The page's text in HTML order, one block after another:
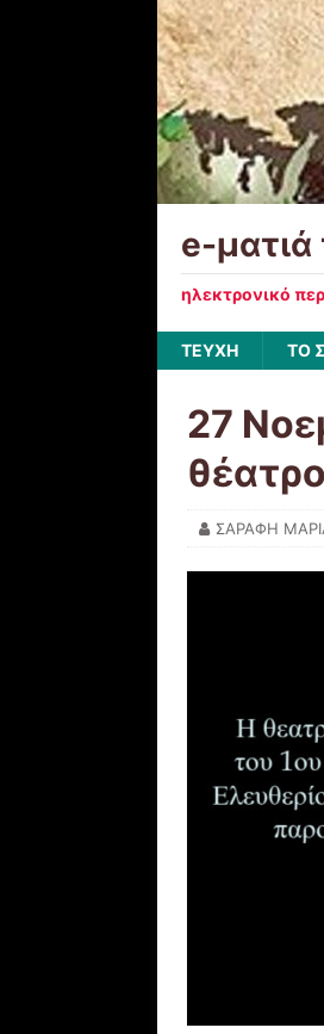
e-ματιά
ηλεκτρονικό
ΤΕΥΧΗ ΤΟ
27
ΣΑΡΑΦΗ